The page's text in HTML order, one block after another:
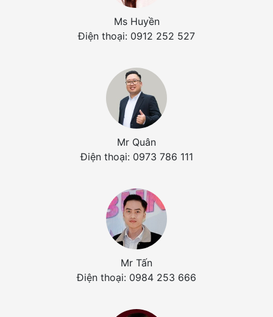
Ms Huyền
Điện thoại: 0912 252 527
Mr Quân
Điện thoại: 0973 786 111
Mr Tấn
Điện thoại: 0984 253 666